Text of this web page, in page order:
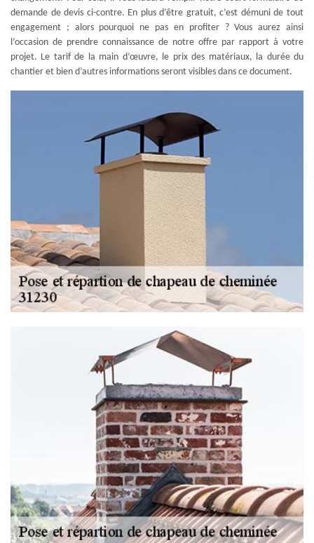
demande de devis ci-contre. En plus d’être gratuit, c’est démuni de tout
engagement ; alors pourquoi ne pas en profiter ? Vous aurez ainsi
l’occasion de prendre connaissance de notre offre par rapport à votre
projet. Le tarif de la main d’œuvre, le prix des matériaux, la durée du
chantier et bien d’autres informations seront visibles dans ce document.